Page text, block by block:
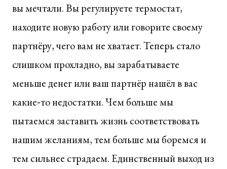
вы мечтали. Вы регулируете термостат,
находите новую работу или говорите своему
партнёру, чего вам не хватает. Теперь стало
слишком прохладно, вы зарабатываете
меньше денег или ваш партнёр нашёл в вас
какие‑то недостатки. Чем больше мы
пытаемся заставить жизнь соответствовать
нашим желаниям, тем больше мы боремся и
тем сильнее страдаем. Единственный выход из